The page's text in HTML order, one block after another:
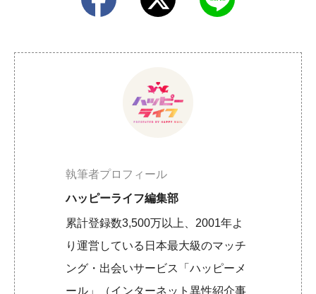
執筆者プロフィール
ハッピーライフ編集部
累計登録数3,500万以上、2001年よ
り運営している日本最大級のマッチ
ング・出会いサービス「ハッピーメ
ール」（インターネット異性紹介事